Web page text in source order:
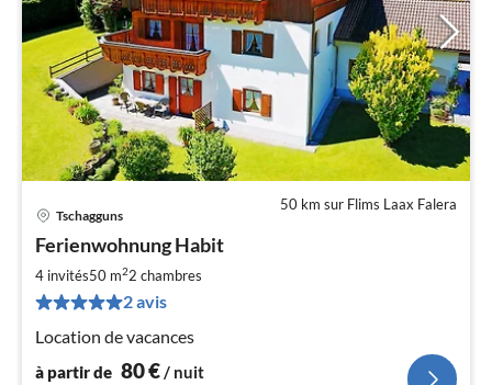
50 km sur Flims Laax Falera
Tschagguns
Ferienwohnung Habit
4 invités50 m22 chambres
2 avis
Location de vacances
à partir de 80€/ nuit